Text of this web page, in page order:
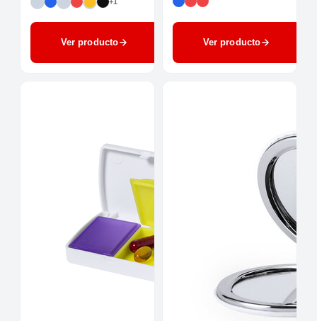
+1
Ver producto Ver producto